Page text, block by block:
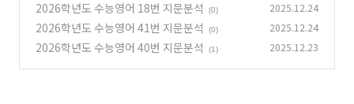
2026학년도 수능영어 18번 지문분석 (0) 2025.12.24
2026학년도 수능영어 41번 지문분석 (0) 2025.12.24
2026학년도 수능영어 40번 지문분석 (1) 2025.12.23